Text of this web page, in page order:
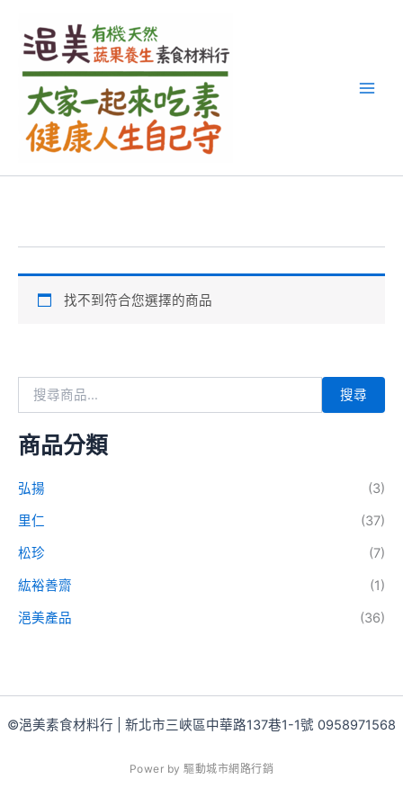
找不到符合您選擇的商品
關
字
搜尋
商品分類
弘揚
(3)
里仁
(37)
松珍
(7)
紘裕善齋
(1)
浥美產品
(36)
©浥美素食材料行 | 新北市三峽區中華路137巷1-1號 0958971568
Power by 驅動城市網路行銷